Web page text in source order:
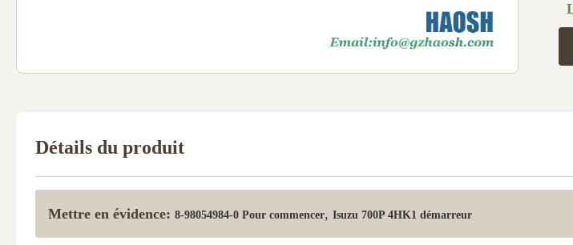
Détails du produit
Mettre en évidence: 8-98054984-0 Pour commencer, Isuzu 700P 4HK1 démarreur